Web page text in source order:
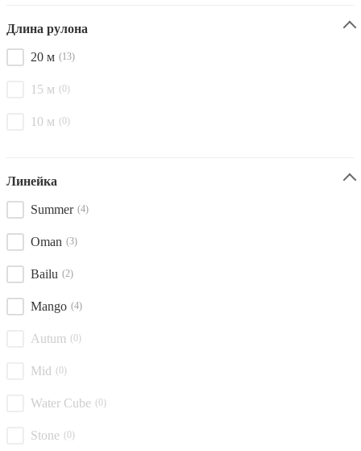
Длина рулона
20 м (13)
15 м (0)
10 м (0)
Линейка
Summer (4)
Oman (3)
Bailu (2)
Mango (4)
Autum (0)
Mid (0)
Water Cube (0)
Stone (0)